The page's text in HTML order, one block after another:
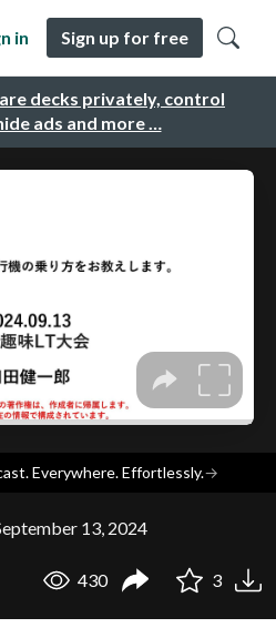
decks privately, control
ads and more …
in Sign up for free
Everywhere. Effortlessly.→
13, 2024
430 3